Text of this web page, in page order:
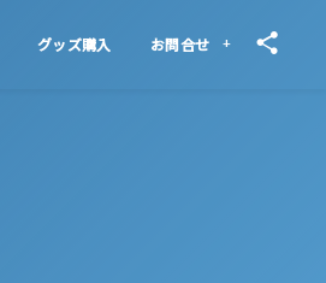
グッズ購入 お問合せ